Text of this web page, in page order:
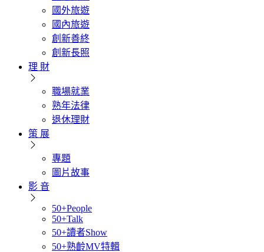
國外旅遊
國內旅遊
創新善終
創新長照
理 財
職場就業
熟年法律
退休理財
策 展
專題
圖片故事
影 音
50+People
50+Talk
50+讀者Show
50+熟齡MV特輯